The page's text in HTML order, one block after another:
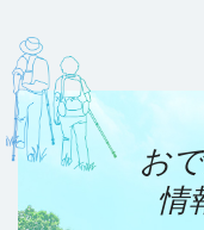
お
情